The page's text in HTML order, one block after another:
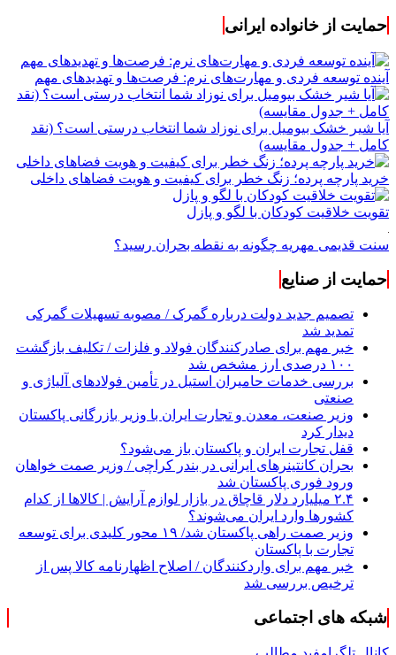
حمایت از خانواده ایرانی
آینده توسعه فردی و مهارت‌های نرم: فرصت‌ها و تهدیدهای مهم
آیا شیر خشک بیومیل برای نوزاد شما انتخاب درستی است؟ (نقد
کامل + جدول مقایسه)
خرید پارچه پرده؛ زنگ خطر برای کیفیت و هویت فضاهای داخلی
تقویت خلاقیت کودکان با لگو و پازل
سنت قدیمی مهریه چگونه به نقطه بحران رسید؟
حمایت از صنایع
تصمیم جدید دولت درباره گمرک / مصوبه تسهیلات گمرکی
تمدید شد
خبر مهم برای صادرکنندگان فولاد و فلزات / تکلیف بازگشت
۱۰۰ درصدی ارز مشخص شد
بررسی خدمات حامیران استیل در تأمین فولادهای آلیاژی و
صنعتی
وزیر صنعت، معدن و تجارت ایران با وزیر بازرگانی پاکستان
دیدار کرد
قفل تجارت ایران و پاکستان باز می‌شود؟
بحران کانتینر‌های ایرانی در بندر کراچی / وزیر صمت خواهان
ورود فوری پاکستان شد
۲.۴ میلیارد دلار قاچاق در بازار لوازم آرایش | کالاها از کدام
کشورها وارد ایران می‌شوند؟
وزیر صمت راهی پاکستان شد/ ۱۹ محور کلیدی برای توسعه
تجارت با پاکستان
خبر مهم برای واردکنندگان / اصلاح اظهارنامه کالا پس از
ترخیص بررسی شد
شبکه های اجتماعی